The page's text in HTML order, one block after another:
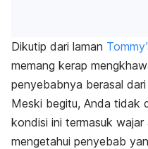
Dikutip dari laman
memang kerap
penyebabnya berasal
Meski begitu, Anda tidak
kondisi ini termasuk
mengetahui penyebab